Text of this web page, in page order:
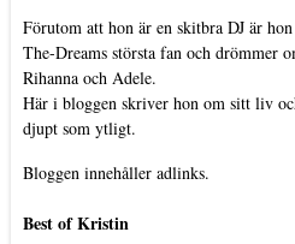
Förutom att hon är en skitbra DJ är hon
The-Dreams största fan och drömmer
Rihanna och Adele.
Här i bloggen skriver hon om sitt liv
djupt som ytligt.
Bloggen innehåller adlinks.
Best of Kristin